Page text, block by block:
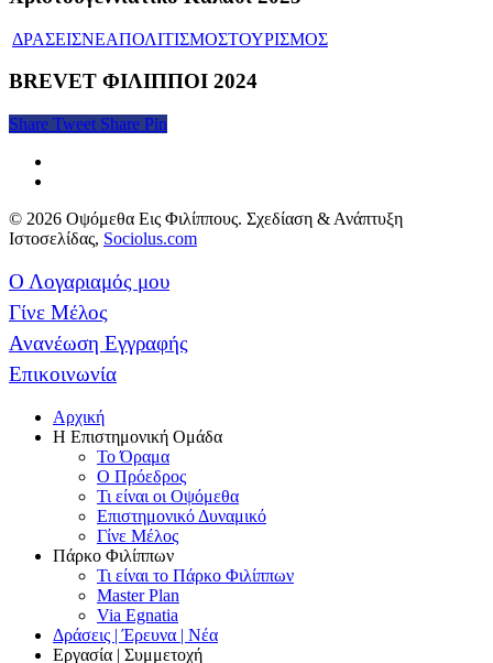
ΔΡΑΣΕΙΣΝΕΑΠΟΛΙΤΙΣΜΟΣΤΟΥΡΙΣΜΟΣ
BREVET ΦΙΛΙΠΠΟΙ 2024
Share Tweet Share Pin
© 2026 Οψόμεθα Εις Φιλίππους. Σχεδίαση & Ανάπτυξη
Ιστοσελίδας, Sociolus.com
Ο Λογαριαμός μου
Γίνε Μέλος
Ανανέωση Εγγραφής
Επικοινωνία
Αρχική
Η Επιστημονική Ομάδα
Το Όραμα
Ο Πρόεδρος
Τι είναι οι Οψόμεθα
Επιστημονικό Δυναμικό
Γίνε Μέλος
Πάρκο Φιλίππων
Τι είναι το Πάρκο Φιλίππων
Master Plan
Via Egnatia
Δράσεις | Έρευνα | Νέα
Εργασία | Συμμετοχή